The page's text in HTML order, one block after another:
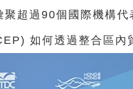
聚超過90個國際機構
如何透過整合區內